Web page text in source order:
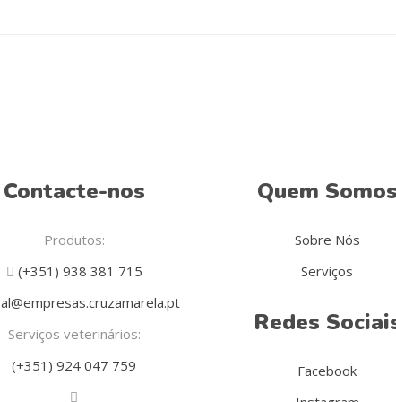
Contacte-nos
Produtos:
(+351) 938 381 715
Serviços veterinários:
(+351) 924 047 759
Quem Somos
Sobre Nós
Serviços
Redes
Facebook